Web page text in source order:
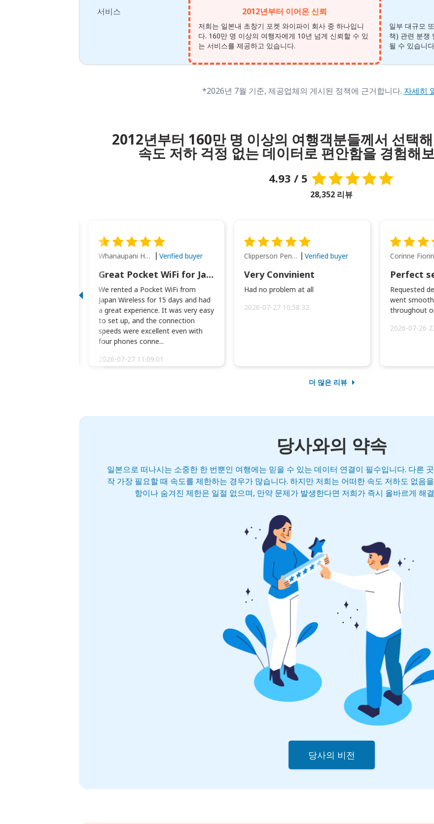
서비스 2012년부터 이어온 신뢰
저희는 일본내 초창기 포켓 와이파이 회사 중 하나입니
다. 160만 명 이상의 여행자에게 10년 넘게 신뢰할 수 있
는 서비스를 제공하고 있습니다.
일부 대규모
책) 관련 분쟁
될 수 있습니
*2026년 7월 기준, 제공업체의 게시된 정책에 근거합니다. 자세히
2012년부터 160만 명 이상의 여행객분들께서 선택
속도 저하 걱정 없는 데이터로 편안함을 경험해
4.93 / 5
28,352 리뷰
Whanaupani Henry Joseph Macown Verified buyer
Great Pocket WiFi for Japan Travel
We rented a Pocket WiFi from
Japan Wireless for 15 days and had
a great experience. It was very easy
to set up, and the connection
speeds were excellent even with
four phones conne...
2026-07-27 11:09:01
Clipperson Penilla Verified buyer
Very Convinient
Had no problem at all
2026-07-27 10:58:32
Corinne
Perfect
Requested
went
throughout
2026-07-26
더 많은 리뷰
당사와의 약속
일본으로 떠나시는 소중한 한 번뿐인 여행에는 믿을 수 있는 데이터 연결이 필수입니다. 다른
작 가장 필요할 때 속도를 제한하는 경우가 많습니다. 하지만 저희는 어떠한 속도 저하도 없음
항이나 숨겨진 제한은 일절 없으며, 만약 문제가 발생한다면 저희가 즉시 올바르게 해
당사의 비전